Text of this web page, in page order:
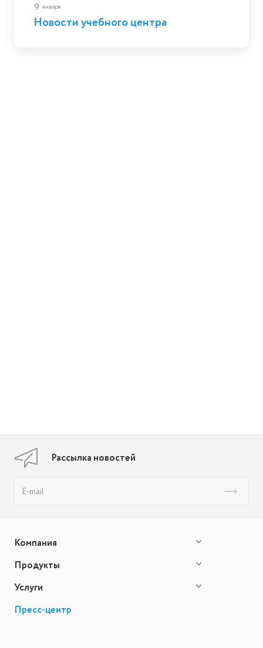
9 января
Новости учебного центра
Рассылка новостей
Компания
Продукты
Услуги
Пресс-центр